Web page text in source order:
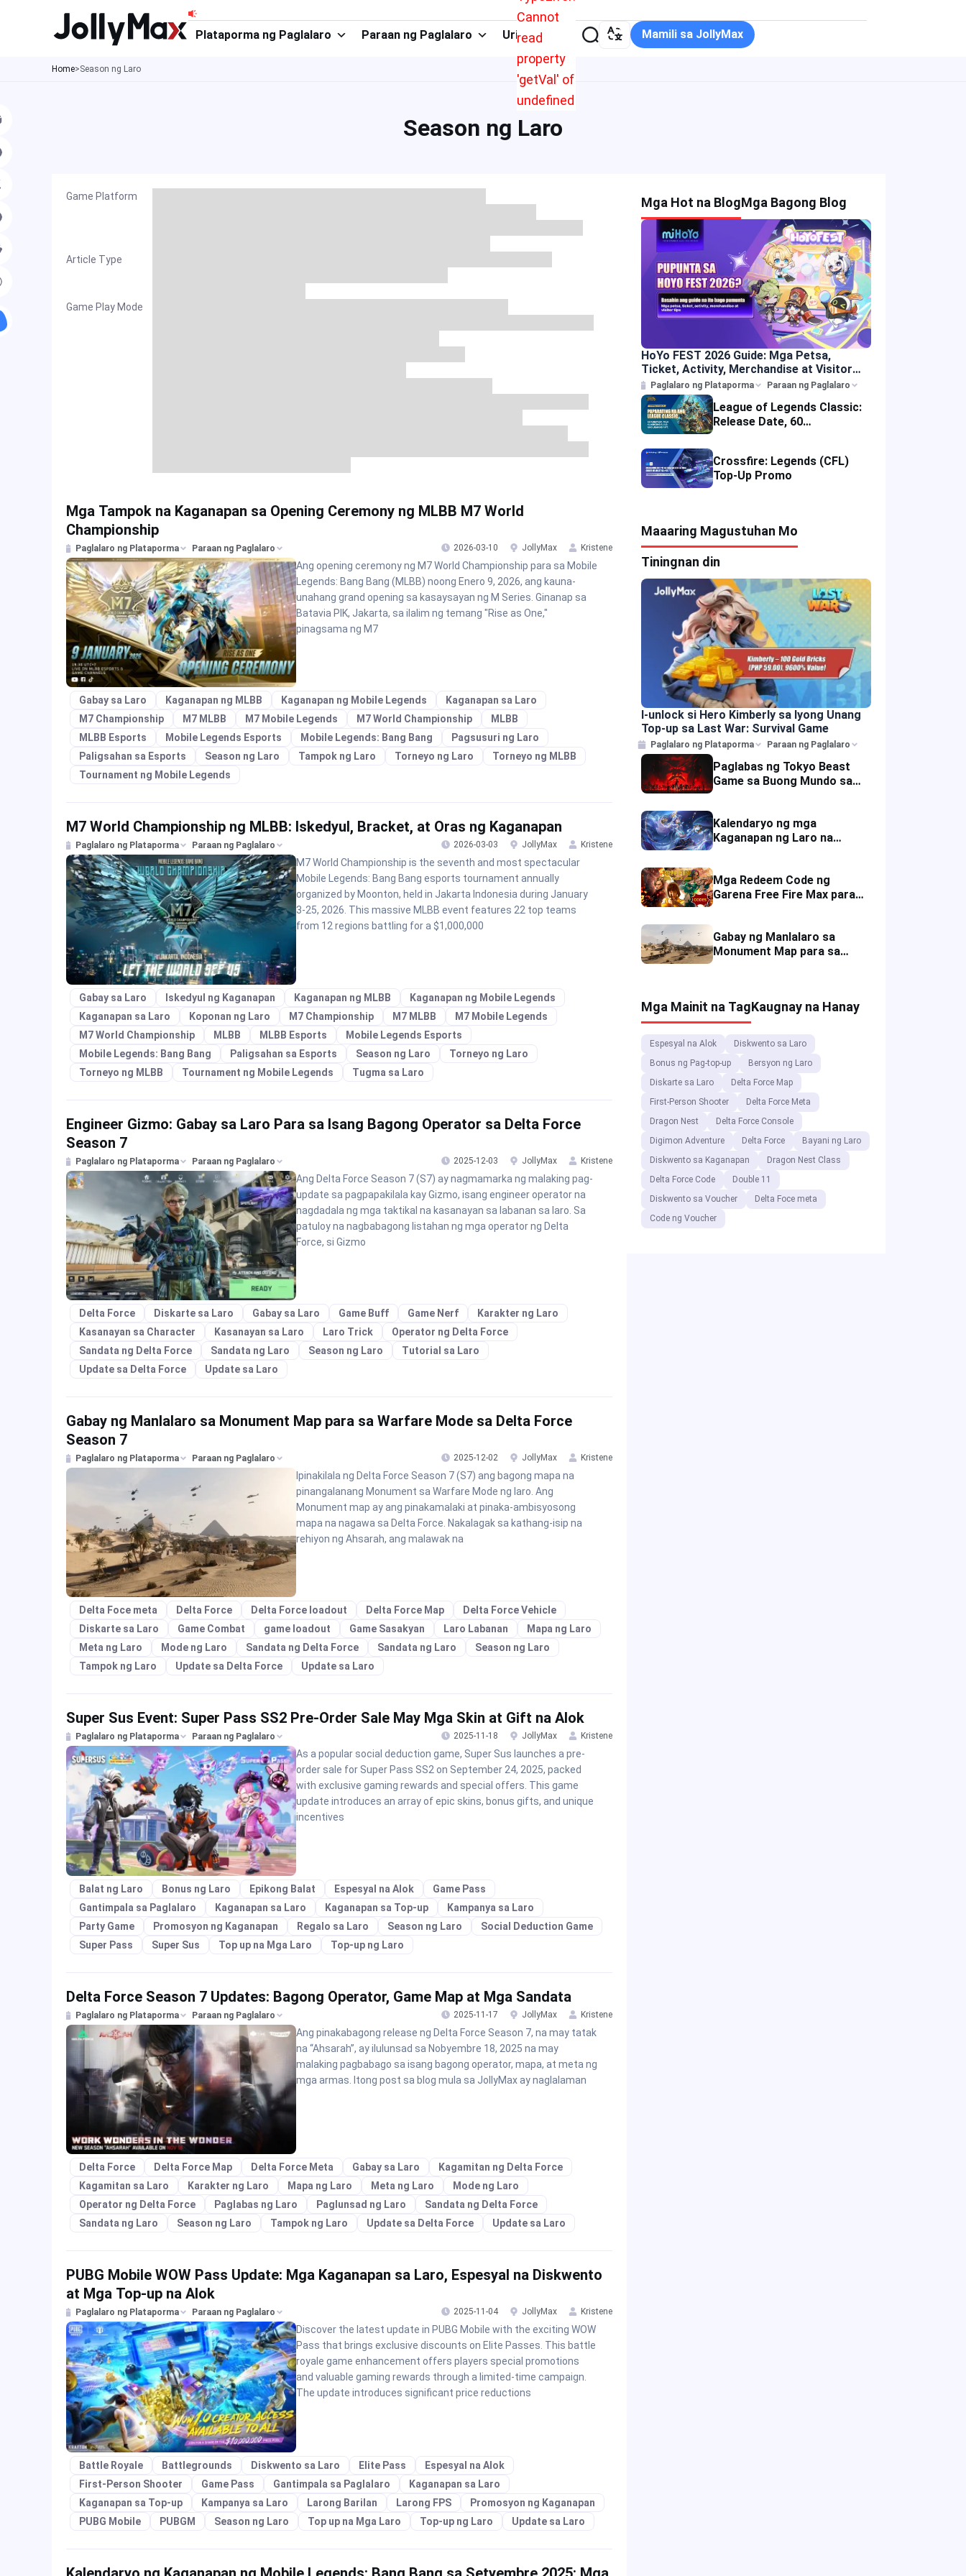
Cannot
read
property
'getVal' of
undefined
Plataporma ng Paglalaro Paraan ng Paglalaro Uri ng App Mamili sa JollyMax
Home>Season ng Laro
Season ng Laro
Game Platform
Article Type
Game Play Mode
Mga Tampok na Kaganapan sa Opening Ceremony ng MLBB M7 World
Championship
Paglalaro ng Plataporma Paraan ng Paglalaro 2026-03-10 JollyMax Kristene
Ang opening ceremony ng M7 World Championship para sa Mobile
Legends: Bang Bang (MLBB) noong Enero 9, 2026, ang kauna-
unahang grand opening sa kasaysayan ng M Series. Ginanap sa
Batavia PIK, Jakarta, sa ilalim ng temang "Rise as One,"
pinagsama ng M7
Gabay sa Laro Kaganapan ng MLBB Kaganapan ng Mobile Legends
Kaganapan sa Laro
M7 Championship
M7 MLBB M7 Mobile Legends M7 World Championship
MLBB
MLBB Esports
Mobile Legends Esports Mobile Legends: Bang Bang
Pagsusuri ng Laro
Paligsahan sa Esports
Season ng Laro Tampok ng Laro Torneyo ng Laro
Torneyo ng MLBB
Tournament ng Mobile Legends
M7 World Championship ng MLBB: Iskedyul, Bracket, at Oras ng Kaganapan
Paglalaro ng Plataporma Paraan ng Paglalaro 2026-03-03 JollyMax Kristene
M7 World Championship is the seventh and most spectacular
Mobile Legends: Bang Bang esports tournament annually
organized by Moonton, held in Jakarta Indonesia during January
3-25, 2026. This massive MLBB event features 22 top teams
from 12 regions battling for a $1,000,000
Gabay sa Laro Iskedyul ng Kaganapan Kaganapan ng MLBB
Kaganapan ng Mobile Legends
Kaganapan sa Laro
Koponan ng Laro M7 Championship M7 MLBB
M7 Mobile Legends
M7 World Championship
MLBB MLBB Esports
Mobile Legends Esports
Mobile Legends: Bang Bang
Paligsahan sa Esports Season ng Laro
Torneyo ng Laro
Torneyo ng MLBB
Tournament ng Mobile Legends Tugma sa Laro
Engineer Gizmo: Gabay sa Laro Para sa Isang Bagong Operator sa Delta Force
Season 7
Paglalaro ng Plataporma Paraan ng Paglalaro 2025-12-03 JollyMax Kristene
Ang Delta Force Season 7 (S7) ay nagmamarka ng malaking pag-
update sa pagpapakilala kay Gizmo, isang engineer operator na
nagdadala ng mga taktikal na kasanayan sa labanan sa laro. Sa
patuloy na nagbabagong listahan ng mga operator ng Delta
Force, si Gizmo
Delta Force Diskarte sa Laro Gabay sa Laro Game Buff Game Nerf
Karakter ng Laro
Kasanayan sa Character
Kasanayan sa Laro Laro Trick
Operator ng Delta Force
Sandata ng Delta Force
Sandata ng Laro Season ng Laro
Tutorial sa Laro
Update sa Delta Force
Update sa Laro
Gabay ng Manlalaro sa Monument Map para sa Warfare Mode sa Delta Force
Season 7
Paglalaro ng Plataporma Paraan ng Paglalaro 2025-12-02 JollyMax Kristene
Ipinakilala ng Delta Force Season 7 (S7) ang bagong mapa na
pinangalanang Monument sa Warfare Mode ng laro. Ang
Monument map ay ang pinakamalaki at pinaka-ambisyosong
mapa na nagawa sa Delta Force. Nakalagak sa kathang-isip na
rehiyon ng Ahsarah, ang malawak na
Delta Foce meta Delta Force Delta Force loadout Delta Force Map
Delta Force Vehicle
Diskarte sa Laro
Game Combat game loadout Game Sasakyan Laro Labanan
Mapa ng Laro
Meta ng Laro
Mode ng Laro Sandata ng Delta Force Sandata ng Laro
Season ng Laro
Tampok ng Laro
Update sa Delta Force Update sa Laro
Super Sus Event: Super Pass SS2 Pre-Order Sale May Mga Skin at Gift na Alok
Paglalaro ng Plataporma Paraan ng Paglalaro 2025-11-18 JollyMax Kristene
As a popular social deduction game, Super Sus launches a pre-
order sale for Super Pass SS2 on September 24, 2025, packed
with exclusive gaming rewards and special offers. This game
update introduces an array of epic skins, bonus gifts, and unique
incentives
Balat ng Laro Bonus ng Laro Epikong Balat Espesyal na Alok
Game Pass
Gantimpala sa Paglalaro
Kaganapan sa Laro Kaganapan sa Top-up
Kampanya sa Laro
Party Game
Promosyon ng Kaganapan Regalo sa Laro Season ng Laro
Social Deduction Game
Super Pass
Super Sus Top up na Mga Laro Top-up ng Laro
Delta Force Season 7 Updates: Bagong Operator, Game Map at Mga Sandata
Paglalaro ng Plataporma Paraan ng Paglalaro 2025-11-17 JollyMax Kristene
Ang pinakabagong release ng Delta Force Season 7, na may tatak
na “Ahsarah”, ay ilulunsad sa Nobyembre 18, 2025 na may
malaking pagbabago sa isang bagong operator, mapa, at meta ng
mga armas. Itong post sa blog mula sa JollyMax ay naglalaman
Delta Force Delta Force Map Delta Force Meta Gabay sa Laro
Kagamitan ng Delta Force
Kagamitan sa Laro
Karakter ng Laro Mapa ng Laro Meta ng Laro
Mode ng Laro
Operator ng Delta Force
Paglabas ng Laro Paglunsad ng Laro
Sandata ng Delta Force
Sandata ng Laro
Season ng Laro Tampok ng Laro Update sa Delta Force Update sa Laro
PUBG Mobile WOW Pass Update: Mga Kaganapan sa Laro, Espesyal na Diskwento
at Mga Top-up na Alok
Paglalaro ng Plataporma Paraan ng Paglalaro 2025-11-04 JollyMax Kristene
Discover the latest update in PUBG Mobile with the exciting WOW
Pass that brings exclusive discounts on Elite Passes. This battle
royale game enhancement offers players special promotions
and valuable gaming rewards through a limited-time campaign.
The update introduces significant price reductions
Battle Royale Battlegrounds Diskwento sa Laro Elite Pass
Espesyal na Alok
First-Person Shooter
Game Pass Gantimpala sa Paglalaro
Kaganapan sa Laro
Kaganapan sa Top-up
Kampanya sa Laro Larong Barilan Larong FPS
Promosyon ng Kaganapan
PUBG Mobile
PUBGM Season ng Laro Top up na Mga Laro Top-up ng Laro Update sa Laro
Mga Hot na BlogMga Bagong Blog
HoYo FEST 2026 Guide: Mga Petsa,
Ticket, Activity, Merchandise at Visitor
TipsPaglalaro ng Plataporma Paraan ng Paglalaro
League of Legends Classic:
Release Date, 60
Crossfire: Legends (CFL)
Top-Up Promo
Maaaring Magustuhan Mo
Tiningnan din
I-unlock si Hero Kimberly sa Iyong Unang
Top-up sa Last War: Survival Game
Paglalaro ng Plataporma Paraan ng Paglalaro
Paglabas ng Tokyo Beast
Game sa Buong Mundo sa
2025
Kalendaryo ng mga
Kaganapan ng Laro na
2025.
Mga Redeem Code ng
Garena Free Fire Max para
2025
Gabay ng Manlalaro sa
Monument Map para sa
Mga Mainit na TagKaugnay na Hanay
Espesyal na Alok
Diskwento sa Laro
Bonus ng Pag-top-up
Bersyon ng Laro
Diskarte sa Laro
Delta Force Map
First-Person Shooter
Delta Force Meta
Dragon Nest
Delta Force Console
Digimon Adventure
Delta Force
Bayani ng Laro
Diskwento sa Kaganapan
Dragon Nest Class
Delta Force Code
Double 11
Diskwento sa Voucher
Delta Foce meta
Code ng Voucher